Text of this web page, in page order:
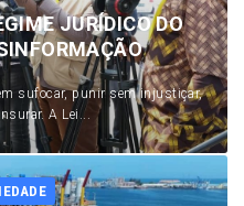
JURÍDICO DO
sufocar, punir sem injustiçar,
A Lei...